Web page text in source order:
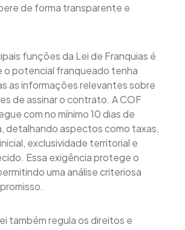
de forma transparente e
funções da Lei de Franquias é
o potencial franqueado tenha
as informações relevantes sobre
de assinar o contrato. A COF
com no mínimo 10 dias de
detalhando aspectos como taxas,
exclusividade territorial e
Essa exigência protege o
uma análise criteriosa
também regula os direitos e